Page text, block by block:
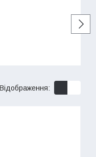
Відображення: